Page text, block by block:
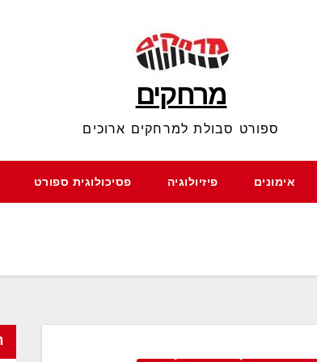
מרחקים
ספורט סבולת למרחקים ארוכים
אימונים פיזיולוגיה פסיכולוגית ספורט